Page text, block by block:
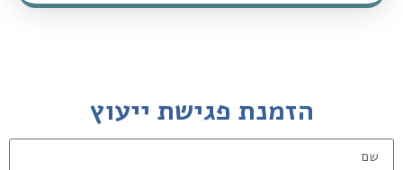
הזמנת פגישת ייעוץ